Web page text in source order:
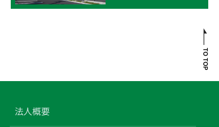
法人概要